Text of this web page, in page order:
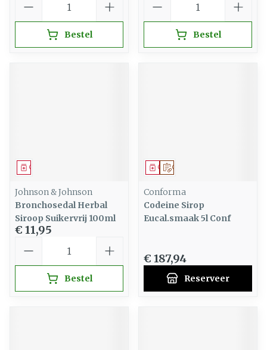
Bestel Bestel
Geneesmiddel
Johnson & Johnson
Bronchosedal Herbal
Siroop Suikervrij 100ml
€ 11,95
Bestel
Op voorschrift
Geneesmiddel
Conforma
Codeine Sirop
Eucal.smaak 5l Conf
€ 187,94
Reserveer